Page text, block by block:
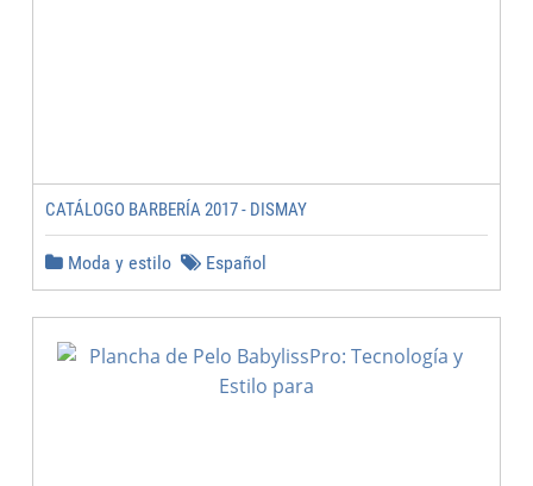
CATÁLOGO BARBERÍA 2017 - DISMAY
Moda y estilo Español